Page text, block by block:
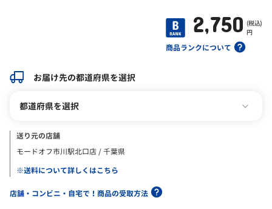
商品ランクについて
2,750 (税込)
円
お届け先の都道府県を選択
都道府県を選択
送り元の店舗
モードオフ市川駅北口店 / 千葉県
※送料について詳しくはこちら
店舗・コンビニ・自宅で！商品の受取方法